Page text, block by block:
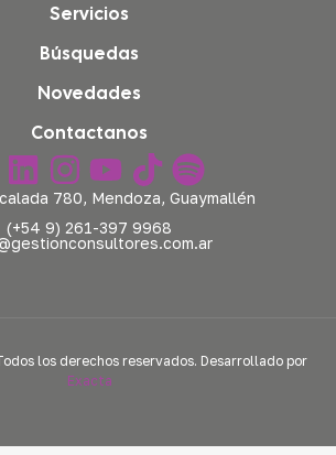
Servicios
Búsquedas
Novedades
Contactanos
780, Mendoza, Guaymallén
(+54 9) 261-397 9968
los derechos reservados. Desarrollado por
Exacta